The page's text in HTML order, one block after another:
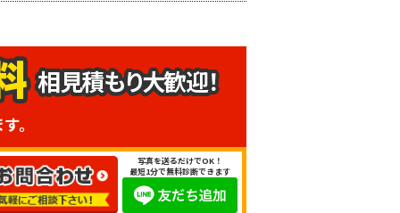
相見積もり大歓迎！
。
写真を送るだけでOK！
最短1分で無料診断できます